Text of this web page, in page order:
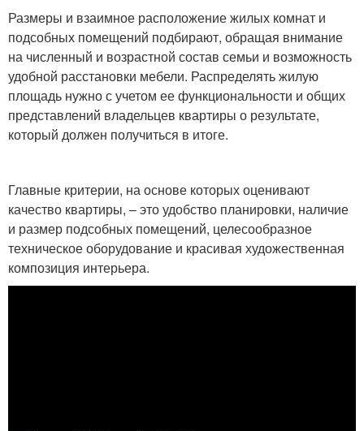
Размеры и взаимное расположение жилых комнат и
подсобных помещений подбирают, обращая внимание
на численный и возрастной состав семьи и возможность
удобной расстановки мебели. Распределять жилую
площадь нужно с учетом ее функциональности и общих
представлений владельцев квартиры о результате,
который должен получиться в итоге.
Главные критерии, на основе которых оценивают
качество квартиры, – это удобство планировки, наличие
и размер подсобных помещений, целесообразное
техническое оборудование и красивая художественная
композиция интерьера.